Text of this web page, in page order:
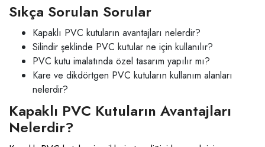
Sıkça Sorulan Sorular
Kapaklı PVC kutuların avantajları nelerdir?
Silindir şeklinde PVC kutular ne için kullanılır?
PVC kutu imalatında özel tasarım yapılır mı?
Kare ve dikdörtgen PVC kutuların kullanım alanları
nelerdir?
Kapaklı PVC Kutuların Avantajları
Nelerdir?